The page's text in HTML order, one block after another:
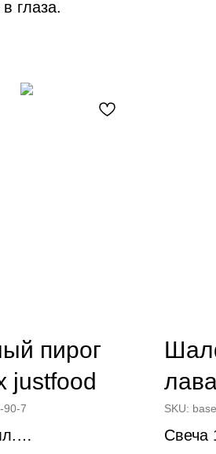
глаза.
пирог
justfood
90-7 SKU:
Свеча